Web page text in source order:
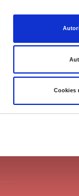
Cookies
English